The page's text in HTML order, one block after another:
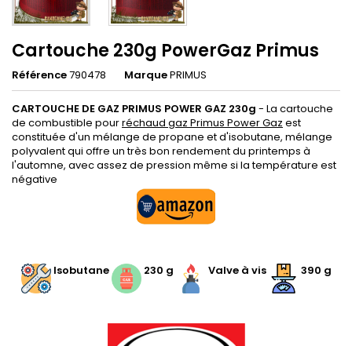
Cartouche 230g PowerGaz Primus
Référence790478 MarquePRIMUS
CARTOUCHE DE GAZ PRIMUS POWER GAZ 230g - La cartouche
de combustible pourréchaud gaz Primus Power Gaz est
constituée d'un mélange de propane et d'isobutane, mélange
polyvalent qui offre un très bon rendement du printemps à
l'automne, avec assez de pression même si la température est
négative
Isobutane
230 g Valve à vis 390 g